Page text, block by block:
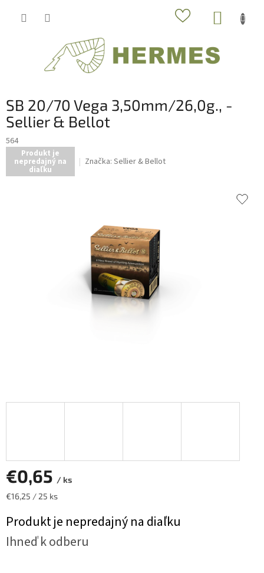
SB 20/70 Vega 3,50mm/26,0g., -
Sellier & Bellot
564
Produkt je
nepredajný na
diaľku
Značka: Sellier & Bellot
€0,65 / ks
Jednotková
€16,25 / 25 ks
Produkt je nepredajný na diaľku
Ihneď k odberu